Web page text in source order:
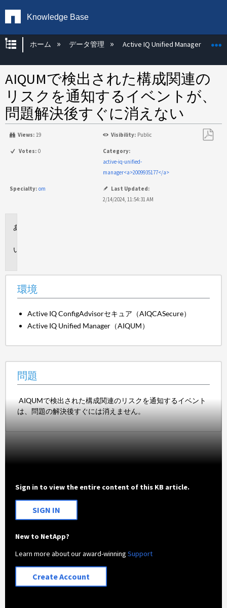
Knowledge Base
グローバル階層を展開/折りたたむ
ホーム データ管理 Active IQ Unified Manager
AIQUMで検出された構成関連の
リスクを通知するイベントが、
問題解決後すぐに消えない
Views: 19 Visibility: Public
Votes: 0
Category:
active-iq-unified-
manager<a>2009935177</a>
Specialty: om
Last Updated:
2/14/2024, 11:54:31 AM
環境
Active IQ ConfigAdvisorセキュア（AIQCASecure）
Active IQ Unified Manager（AIQUM）
問題
AIQUMで検出された構成関連のリスクを通知するイベント
は、問題の解決後すぐには消えません。
Sign in to view the entire content of this KB article.
SIGN IN
New to NetApp?
Learn more about our award-winningSupport
Create Account